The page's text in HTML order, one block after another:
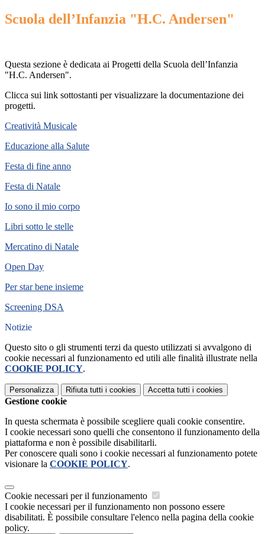
Scuola dell’Infanzia "H.C. Andersen"
Questa sezione è dedicata ai Progetti della Scuola dell’Infanzia
"H.C. Andersen".
Clicca sui link sottostanti per visualizzare la documentazione dei
progetti.
Creatività Musicale
Educazione alla Salute
Festa di fine anno
Festa di Natale
Io sono il mio corpo
Libri sotto le stelle
Mercatino di Natale
Open Day
Per star bene insieme
Screening DSA
Notizie
Questo sito o gli strumenti terzi da questo utilizzati si avvalgono di
cookie necessari al funzionamento ed utili alle finalità illustrate nella
COOKIE POLICY.
Personalizza Rifiuta tutti i cookies Accetta tutti i cookies
Gestione cookie
In questa schermata è possibile scegliere quali cookie consentire.
I cookie necessari sono quelli che consentono il funzionamento della
piattaforma e non è possibile disabilitarli.
Per conoscere quali sono i cookie necessari al funzionamento potete
visionare la COOKIE POLICY.
Cookie necessari per il funzionamento
I cookie necessari per il funzionamento non possono essere
disabilitati. È possibile consultare l'elenco nella pagina della cookie
policy.